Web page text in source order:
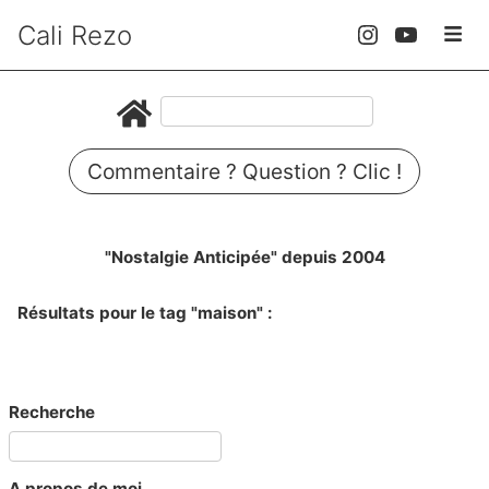
Cali Rezo
Commentaire ? Question ? Clic !
"Nostalgie Anticipée" depuis 2004
Résultats pour le tag "maison" :
Recherche